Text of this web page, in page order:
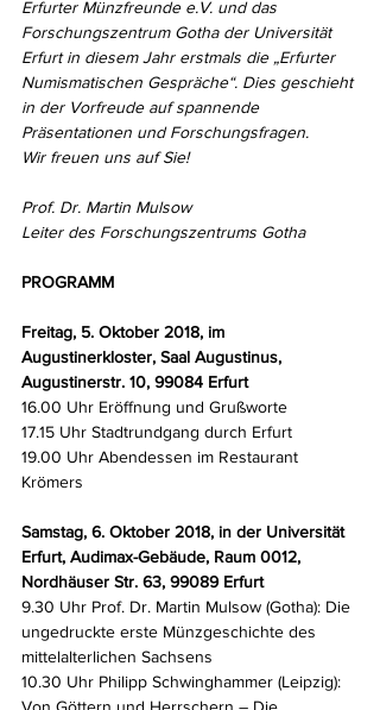
Erfurter Münzfreunde e.V. und das
Forschungszentrum Gotha der Universität
Erfurt in diesem Jahr erstmals die „Erfurter
Numismatischen Gespräche“. Dies geschieht
in der Vorfreude auf spannende
Präsentationen und Forschungsfragen.
Wir freuen uns auf Sie!
Prof. Dr. Martin Mulsow
Leiter des Forschungszentrums Gotha
PROGRAMM
Freitag, 5. Oktober 2018, im
Augustinerkloster, Saal Augustinus,
Augustinerstr. 10, 99084 Erfurt
16.00 Uhr Eröffnung und Grußworte
17.15 Uhr Stadtrundgang durch Erfurt
19.00 Uhr Abendessen im Restaurant
Krömers
Samstag, 6. Oktober 2018, in der Universität
Erfurt, Audimax-Gebäude, Raum 0012,
Nordhäuser Str. 63, 99089 Erfurt
9.30 Uhr Prof. Dr. Martin Mulsow (Gotha): Die
ungedruckte erste Münzgeschichte des
mittelalterlichen Sachsens
10.30 Uhr Philipp Schwinghammer (Leipzig):